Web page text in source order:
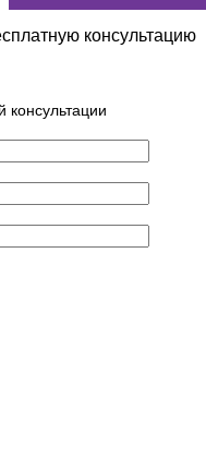
+998
Наш
Авторское право ©
консультацию
консультации